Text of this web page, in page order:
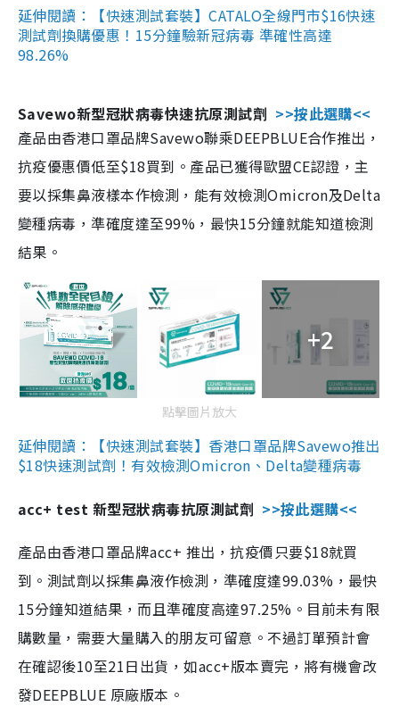
延伸閱讀：【快速測試套裝】CATALO全線門市$16快速
測試劑換購優惠！15分鐘驗新冠病毒 準確性高達
98.26%
Savewo新型冠狀病毒快速抗原測試劑 >>按此選購<<
產品由香港口罩品牌Savewo聯乘DEEPBLUE合作推出，
抗疫優惠價低至$18買到。產品已獲得歐盟CE認證，主
要以採集鼻液樣本作檢測，能有效檢測Omicron及Delta
變種病毒，準確度達至99%，最快15分鐘就能知道檢測
結果。
+2
點擊圖片放大
延伸閱讀：【快速測試套裝】香港口罩品牌Savewo推出
$18快速測試劑！有效檢測Omicron、Delta變種病毒
acc+ test 新型冠狀病毒抗原測試劑 >>按此選購<<
產品由香港口罩品牌acc+ 推出，抗疫價只要$18就買
到。測試劑以採集鼻液作檢測，準確度達99.03%，最快
15分鐘知道結果，而且準確度高達97.25%。目前未有限
購數量，需要大量購入的朋友可留意。不過訂單預計會
在確認後10至21日出貨，如acc+版本賣完，將有機會改
發DEEPBLUE 原廠版本。